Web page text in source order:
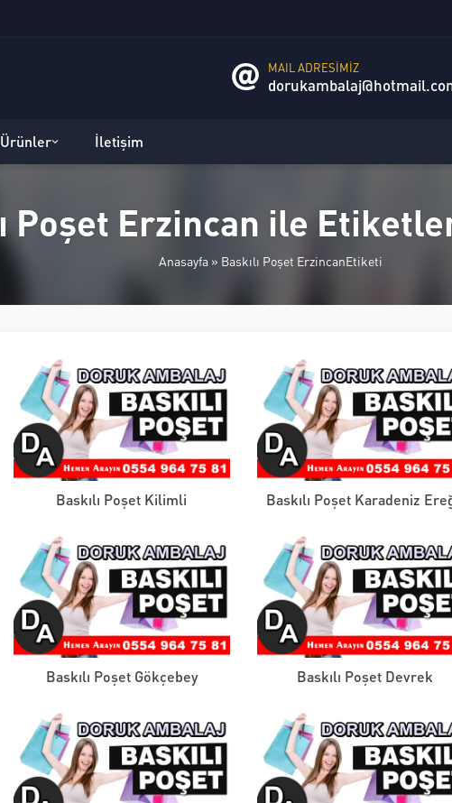
MAIL ADRESİMİZ
Ürünler İletişim
Poşet Erzincan ile
Anasayfa » Baskılı Poşet ErzincanEtiketi
Baskılı Poşet Kilimli Baskılı Poşet Karadeniz
Baskılı Poşet Gökçebey Baskılı Poşet Devrek